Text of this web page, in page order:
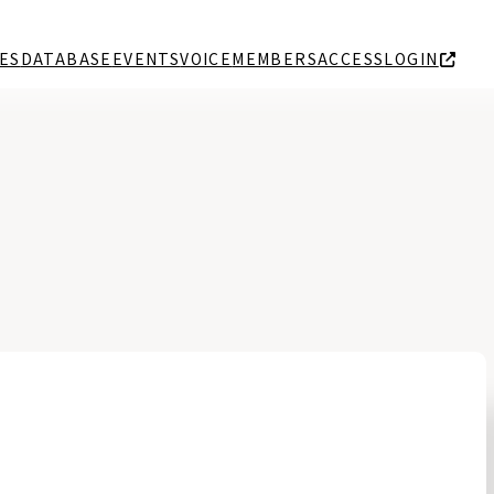
DATABASE EVENTSVOICEMEMBERSACCESSLOGIN